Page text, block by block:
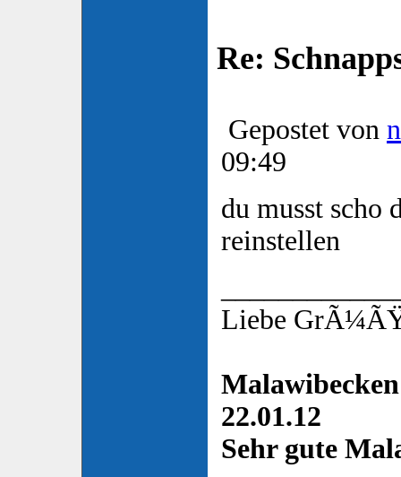
Re:
Gepostet von
09:49
du musst scho
reinstellen
Liebe
22.01.12
Sehr gute